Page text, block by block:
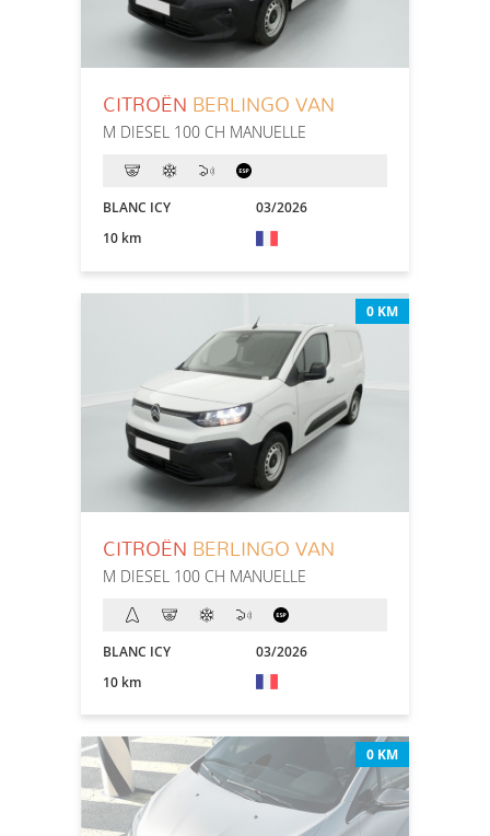
CITROËN BERLINGO VAN
M DIESEL 100 CH MANUELLE
BLANC ICY
03/2026
10 km
0 KM
CITROËN BERLINGO VAN
M DIESEL 100 CH MANUELLE
BLANC ICY
03/2026
10 km
0 KM